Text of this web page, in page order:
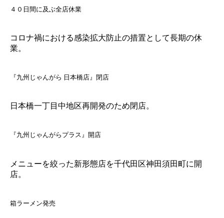
４０日間に及ぶ全店休業
コロナ禍における感染拡大防止の措置として長期の休
業。
『九州じゃんがら 日本橋店』閉店
日本橋一丁目中地区再開発のため閉店。
『九州じゃんがらプラス』開店
メニューを絞った新形態店を千代田区神田須田町に開
店。
箱ラーメン発売